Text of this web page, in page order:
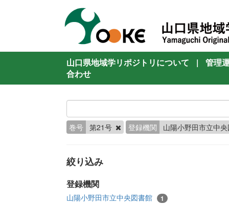
山口県地域学リポジトリについて |
管理
合わせ
巻号 第21号 登録機関 山陽小野田市立中
絞り込み
登録機関
山陽小野田市立中央図書館 1